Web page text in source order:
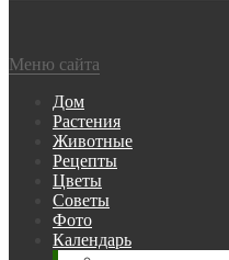
Меню сайта
Дом
Растения
Животные
Рецепты
Цветы
Советы
Фото
Календарь